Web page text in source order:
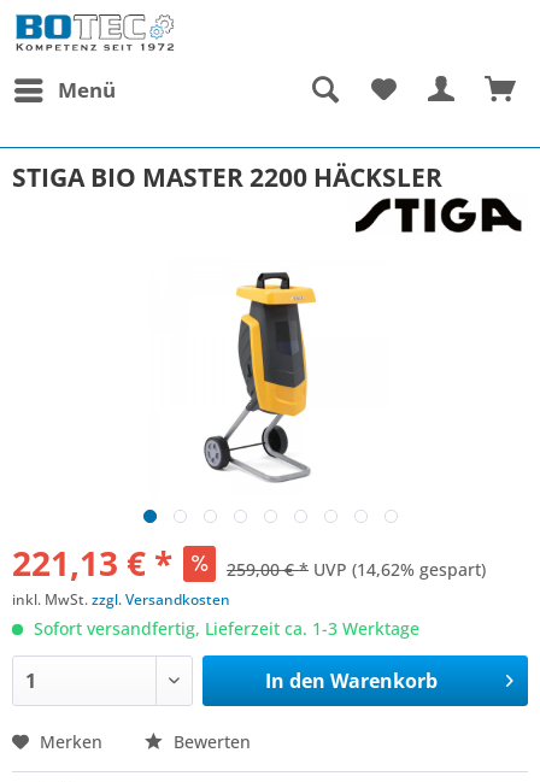
Menü
STIGA BIO MASTER 2200 HÄCKSLER
221,13 € * 259,00 € * UVP (14,62% gespart)
inkl. MwSt.zzgl. Versandkosten
Sofort versandfertig, Lieferzeit ca. 1-3 Werktage
In den Warenkorb
Merken Bewerten